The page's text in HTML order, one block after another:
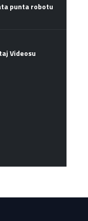
punta robotu
Videosu